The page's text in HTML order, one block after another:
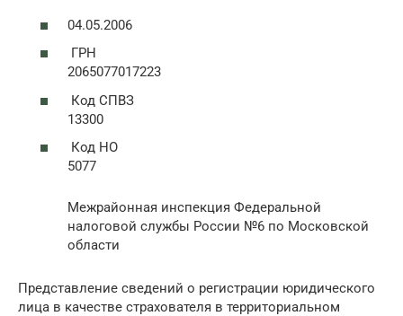
04.05.2006
ГРН
2065077017223
Код СПВЗ
13300
Код НО
5077
Межрайонная инспекция Федеральной
налоговой службы России №6 по Московской
области
Представление сведений о регистрации юридического
лица в качестве страхователя в территориальном